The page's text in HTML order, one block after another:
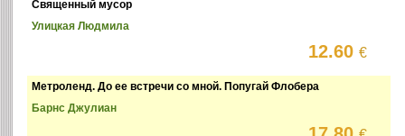
Священный мусор
Улицкая Людмила
12.60€
Метроленд. До ее встречи со мной. Попугай Флобера
Барнс Джулиан